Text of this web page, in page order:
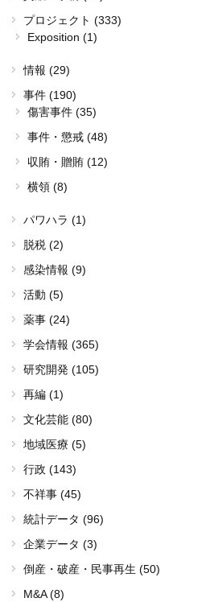
プロジェクト (333)
Exposition (1)
情報 (29)
事件 (190)
傷害事件 (35)
事件・懲戒 (48)
収賄・贈賄 (12)
横領 (8)
パワハラ (1)
脱税 (2)
感染情報 (9)
活動 (5)
薬事 (24)
学会情報 (365)
研究開発 (105)
再編 (1)
文化芸能 (80)
地域医療 (5)
行政 (143)
不祥事 (45)
統計データ (96)
企業データ (3)
倒産・破産・民事再生 (50)
M&A (8)